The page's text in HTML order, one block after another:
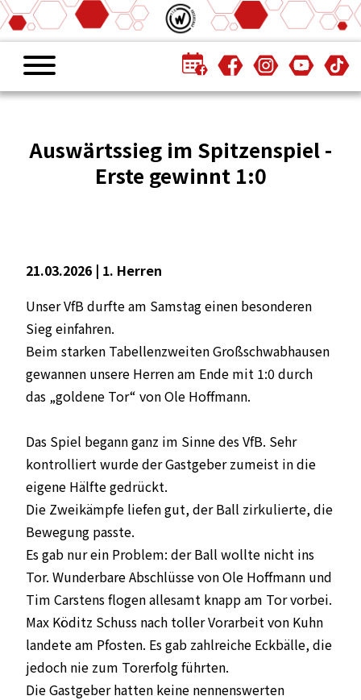
Auswärtssieg im Spitzenspiel -
Erste gewinnt 1:0
21.03.2026 | 1. Herren
Unser VfB durfte am Samstag einen besonderen
Sieg einfahren.
Beim starken Tabellenzweiten Großschwabhausen
gewannen unsere Herren am Ende mit 1:0 durch
das „goldene Tor“ von Ole Hoffmann.
Das Spiel begann ganz im Sinne des VfB. Sehr
kontrolliert wurde der Gastgeber zumeist in die
eigene Hälfte gedrückt.
Die Zweikämpfe liefen gut, der Ball zirkulierte, die
Bewegung passte.
Es gab nur ein Problem: der Ball wollte nicht ins
Tor. Wunderbare Abschlüsse von Ole Hoffmann und
Tim Carstens flogen allesamt knapp am Tor vorbei.
Max Köditz Schuss nach toller Vorarbeit von Kuhn
landete am Pfosten. Es gab zahlreiche Eckbälle, die
jedoch nie zum Torerfolg führten.
Die Gastgeber hatten keine nennenswerten